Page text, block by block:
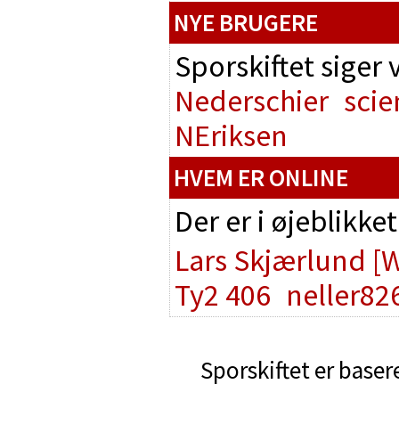
NYE BRUGERE
Sporskiftet
Nederschier
NEriksen
HVEM ER ONLINE
Der er i
Lars Skjærlund
Ty2 406
Sporskiftet er